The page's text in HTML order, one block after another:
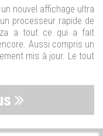
nouvel affichage ultra
processeur rapide de
a tout ce qui a fait
Aussi compris un
mis à jour. Le tout